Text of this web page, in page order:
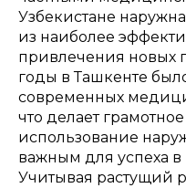
Узбекистане
из наиболее
привлечения новых
годы в Ташкенте
современных
что делает
использование
важным для успеха
Учитывая растущий